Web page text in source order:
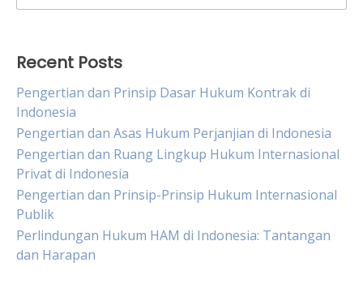
for:
Recent Posts
Pengertian dan Prinsip Dasar Hukum Kontrak di
Indonesia
Pengertian dan Asas Hukum Perjanjian di Indonesia
Pengertian dan Ruang Lingkup Hukum Internasional
Privat di Indonesia
Pengertian dan Prinsip-Prinsip Hukum Internasional
Publik
Perlindungan Hukum HAM di Indonesia: Tantangan
dan Harapan